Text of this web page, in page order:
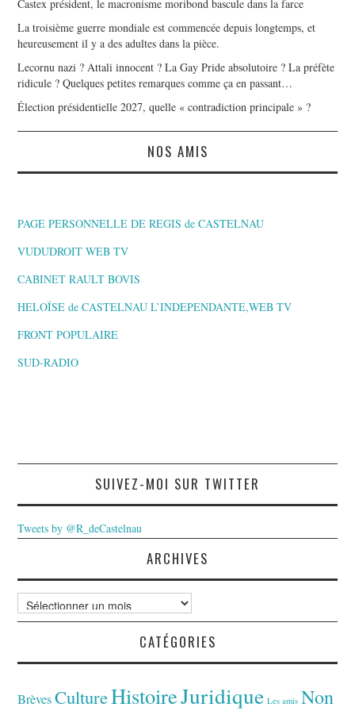
Castex président, le macronisme moribond bascule dans la farce
La troisième guerre mondiale est commencée depuis longtemps, et
heureusement il y a des adultes dans la pièce.
Lecornu nazi ? Attali innocent ? La Gay Pride absolutoire ? La préfète
ridicule ? Quelques petites remarques comme ça en passant…
Élection présidentielle 2027, quelle « contradiction principale » ?
NOS AMIS
PAGE PERSONNELLE DE REGIS de CASTELNAU
VUDUDROIT WEB TV
CABINET RAULT BOVIS
HELOÏSE de CASTELNAU L’INDEPENDANTE,WEB TV
FRONT POPULAIRE
SUD-RADIO
SUIVEZ-MOI SUR TWITTER
Tweets by @R_deCastelnau
ARCHIVES
Archives
CATÉGORIES
Brèves CultureHistoireJuridique Les amis Non